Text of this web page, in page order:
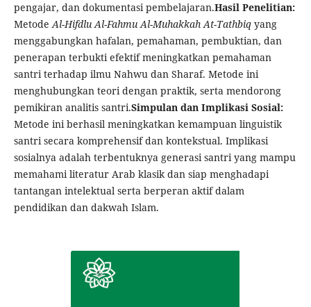
pengajar, dan dokumentasi pembelajaran.Hasil Penelitian:
MetodeAl-Hifdlu Al-Fahmu Al-Muhakkah At-Tathbiqyang
menggabungkan hafalan, pemahaman, pembuktian, dan
penerapan terbukti efektif meningkatkan pemahaman
santri terhadap ilmu Nahwu dan Sharaf. Metode ini
menghubungkan teori dengan praktik, serta mendorong
pemikiran analitis santri.Simpulan dan Implikasi Sosial:
Metode ini berhasil meningkatkan kemampuan linguistik
santri secara komprehensif dan kontekstual. Implikasi
sosialnya adalah terbentuknya generasi santri yang mampu
memahami literatur Arab klasik dan siap menghadapi
tantangan intelektual serta berperan aktif dalam
pendidikan dan dakwah Islam.